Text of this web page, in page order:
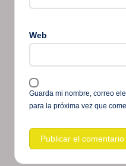
Web
Guarda mi nombre, correo
para la próxima vez que